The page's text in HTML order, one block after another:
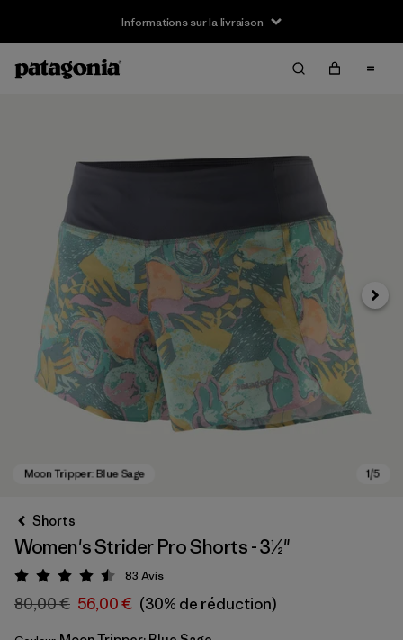
Informations sur la livraison
Shorts
Women's Strider Pro Shorts - 3½"
Évaluation: 4.5 / 5
83 Avis
80,00 € 56,00 € (30% de réduction)